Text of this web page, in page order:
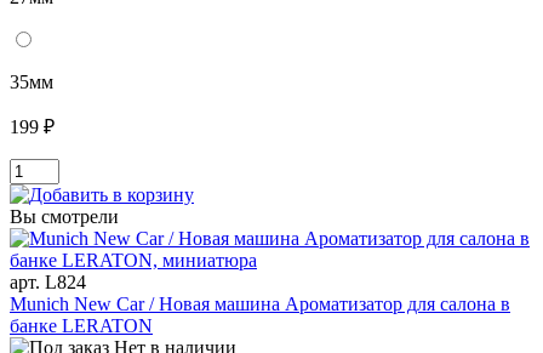
35мм
199 ₽
Вы смотрели
арт. L824
Munich New Car / Новая машина Ароматизатор для салона в
банке LERATON
Нет в наличии